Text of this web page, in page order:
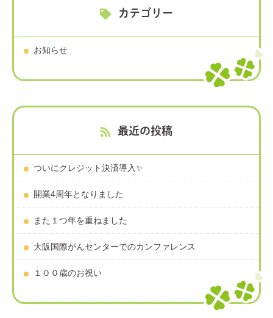
カテゴリー
お知らせ
最近の投稿
ついにクレジット決済導入✨
開業4周年となりました
また１つ年を重ねました
大阪国際がんセンターでのカンファレンス
１００歳のお祝い